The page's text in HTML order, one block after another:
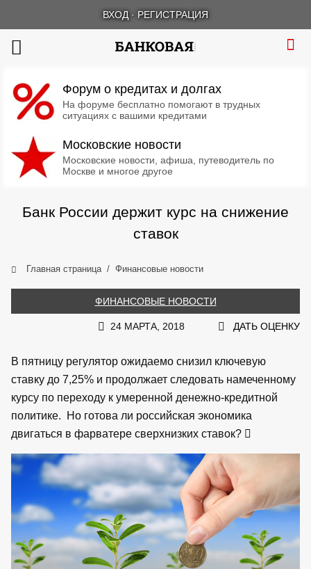
ВХОД · РЕГИСТРАЦИЯ
Форум о кредитах и долгах
На форуме бесплатно помогают в трудных
ситуациях с вашими кредитами
Московские новости
Московские новости, афиша, путеводитель по
Москве и многое другое
Банк России держит курс на снижение
ставок
Главная страница Финансовые новости
ФИНАНСОВЫЕ НОВОСТИ
24 МАРТА, 2018 ДАТЬ ОЦЕНКУ
В пятницу регулятор ожидаемо снизил ключевую
ставку до 7,25% и продолжает следовать намеченному
курсу по переходу к умеренной денежно-кредитной
политике. Но готова ли российская экономика
двигаться в фарватере сверхнизких ставок?